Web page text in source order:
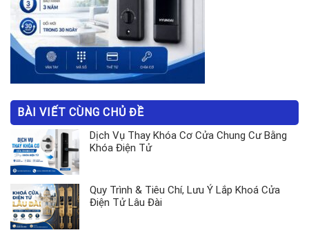
BÀI VIẾT CÙNG CHỦ ĐỀ
Dịch Vụ Thay Khóa Cơ Cửa Chung Cư Bằng
Khóa Điện Tử
Quy Trình & Tiêu Chí, Lưu Ý Lắp Khoá Cửa
Điện Tử Lâu Đài